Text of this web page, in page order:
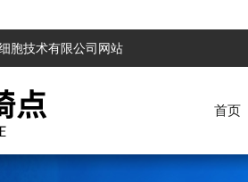
胞技术有限公司网站
首页